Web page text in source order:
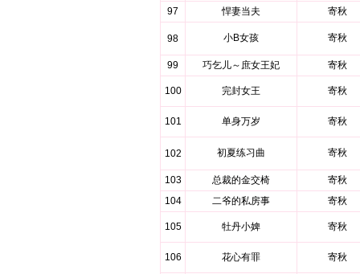
97 悍妻当夫 寄秋
98 小B女孩 寄秋
99 巧乞儿～庶女王妃 寄秋
100 完封女王 寄秋
101 单身万岁 寄秋
102 初夏练习曲 寄秋
103 总裁的金交椅
寄秋
104
二爷的私房事 寄秋
105 牡丹小婢 寄秋
106 花心有罪 寄秋